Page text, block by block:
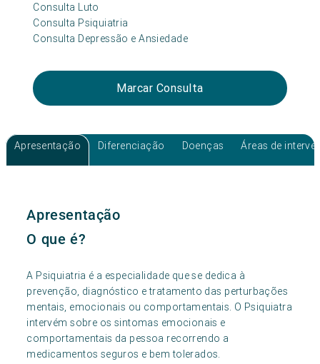
Consulta Luto
Consulta Psiquiatria
Consulta Depressão e Ansiedade
Marcar Consulta
Apresentação Diferenciação Doenças Áreas de
Apresentação
O que é?
A Psiquiatria é a especialidade que se dedica à
prevenção, diagnóstico e tratamento das perturbações
mentais, emocionais ou comportamentais. O Psiquiatra
intervém sobre os sintomas emocionais e
comportamentais da pessoa recorrendo a
medicamentos seguros e bem tolerados.